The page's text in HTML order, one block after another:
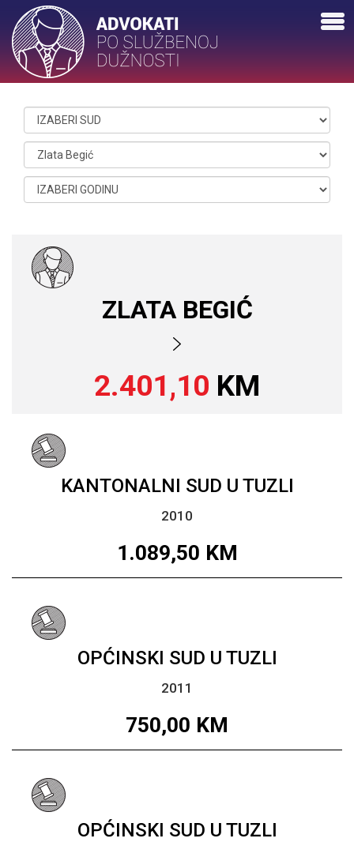
ZLATA BEGIĆ
2.401,10 KM
KANTONALNI SUD U TUZLI
2010
1.089,50 KM
OPĆINSKI SUD U TUZLI
2011
750,00 KM
OPĆINSKI SUD U TUZLI